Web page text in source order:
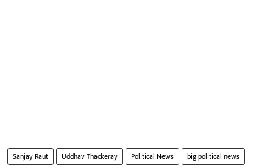
Sanjay Raut Uddhav Thackeray Political News
big political news